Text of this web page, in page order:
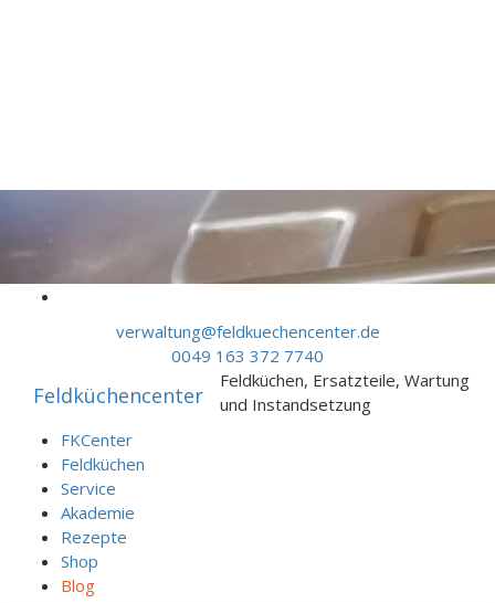
verwaltung@feldkuechencenter.de
0049 163 372 7740
Feldküchencenter
Feldküchen, Ersatzteile, Wartung
und Instandsetzung
FKCenter
Feldküchen
Service
Akademie
Rezepte
Shop
Blog